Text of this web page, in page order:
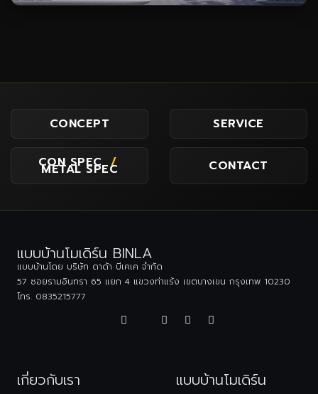
CONCEPT SERVICE
CON SPEC /
METAL SPEC CONTACT
แบบบ้านโมเดิร์น BINLA
แบบบ้านโดย บริษัท ดาด้า บีเคเค จำกัด
57 ซอยรามอินทรา 65 แยก 4 แขวงท่าแร้ง เขตบางเขน กรุงเทพ 10230
โทร. 0835215777
เกี่ยวกับเรา แบบบ้านโมเดิร์น